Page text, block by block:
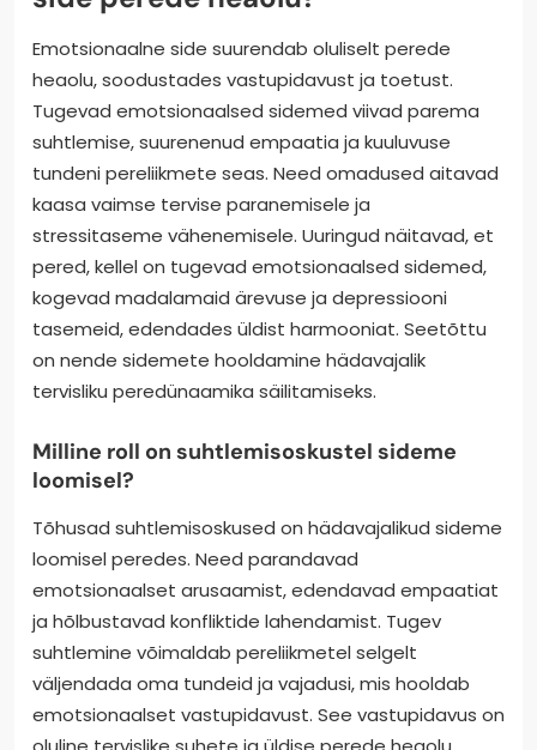
Emotsionaalne side suurendab oluliselt perede
heaolu, soodustades vastupidavust ja toetust.
Tugevad emotsionaalsed sidemed viivad parema
suhtlemise, suurenenud empaatia ja kuuluvuse
tundeni pereliikmete seas. Need omadused aitavad
kaasa vaimse tervise paranemisele ja
stressitaseme vähenemisele. Uuringud näitavad, et
pered, kellel on tugevad emotsionaalsed sidemed,
kogevad madalamaid ärevuse ja depressiooni
tasemeid, edendades üldist harmooniat. Seetõttu
on nende sidemete hooldamine hädavajalik
tervisliku peredünaamika säilitamiseks.
Milline roll on suhtlemisoskustel sideme
loomisel?
Tõhusad suhtlemisoskused on hädavajalikud sideme
loomisel peredes. Need parandavad
emotsionaalset arusaamist, edendavad empaatiat
ja hõlbustavad konfliktide lahendamist. Tugev
suhtlemine võimaldab pereliikmetel selgelt
väljendada oma tundeid ja vajadusi, mis hooldab
emotsionaalset vastupidavust. See vastupidavus on